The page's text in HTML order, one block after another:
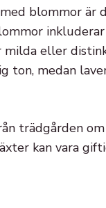
blommor är
milda eller
ton, medan
trädgården
kan vara